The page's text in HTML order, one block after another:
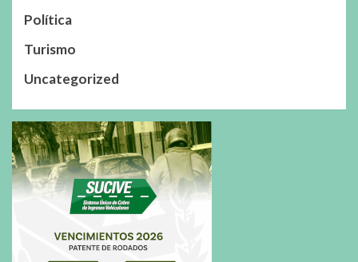
Política
Turismo
Uncategorized